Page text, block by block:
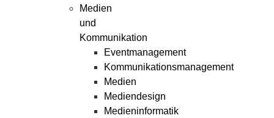
Medien
und
Kommunikation
Eventmanagement
Kommunikationsmanagement
Medien
Mediendesign
Medieninformatik